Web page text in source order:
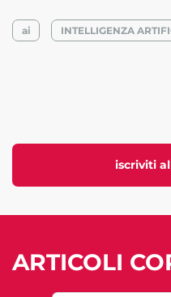
iscriviti
ai INTELLIGENZA
ARTICOLI